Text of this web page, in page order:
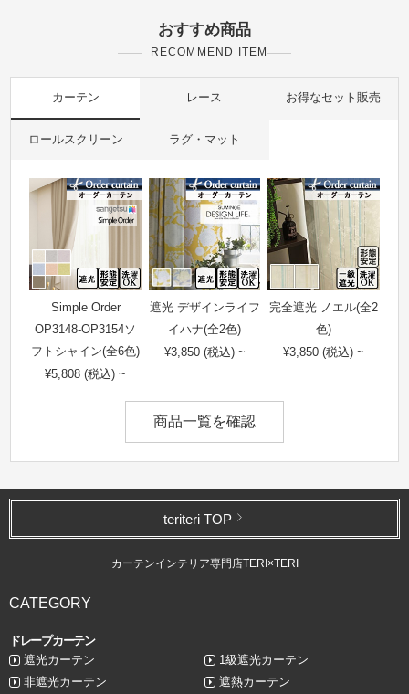
おすすめ商品
RECOMMEND ITEM
カーテン レース お得なセット販売
ロールスクリーン ラグ・マット
Simple Order
OP3148-OP3154ソ
フトシャイン(全6色)
¥5,808 (税込) ~
遮光 デザインライフ
イハナ(全2色)
¥3,850 (税込) ~
完全遮光 ノエル(全2
色)
¥3,850 (税込) ~
商品一覧を確認
teriteri TOP
カーテンインテリア専門店TERI×TERI
CATEGORY
ドレープカーテン
遮光カーテン
1級遮光カーテン
非遮光カーテン
遮熱カーテン